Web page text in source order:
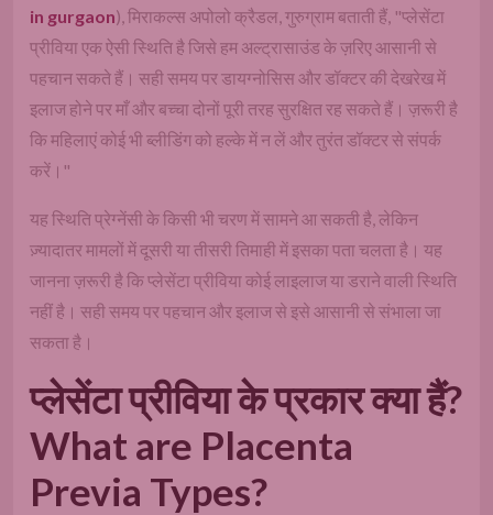
in gurgaon), मिराकल्स अपोलो क्रैडल, गुरुग्राम बताती हैं, "प्लेसेंटा
प्रीविया एक ऐसी स्थिति है जिसे हम अल्ट्रासाउंड के ज़रिए आसानी से
पहचान सकते हैं। सही समय पर डायग्नोसिस और डॉक्टर की देखरेख में
इलाज होने पर माँ और बच्चा दोनों पूरी तरह सुरक्षित रह सकते हैं। ज़रूरी है
कि महिलाएं कोई भी ब्लीडिंग को हल्के में न लें और तुरंत डॉक्टर से संपर्क
करें।"
यह स्थिति प्रेग्नेंसी के किसी भी चरण में सामने आ सकती है, लेकिन
ज़्यादातर मामलों में दूसरी या तीसरी तिमाही में इसका पता चलता है। यह
जानना ज़रूरी है कि प्लेसेंटा प्रीविया कोई लाइलाज या डराने वाली स्थिति
नहीं है। सही समय पर पहचान और इलाज से इसे आसानी से संभाला जा
सकता है।
प्लेसेंटा प्रीविया के प्रकार क्या हैं?
What are Placenta
Previa Types?